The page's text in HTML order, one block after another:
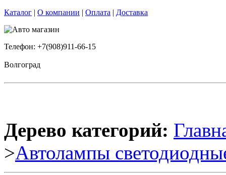
Каталог | О компании | Оплата | Доставка
Телефон: +7(908)911-66-15
Волгоград
Дерево категорий:
>Автолампы